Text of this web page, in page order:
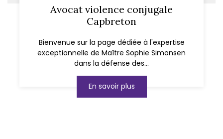
Avocat violence conjugale
Capbreton
Bienvenue sur la page dédiée à l'expertise
exceptionnelle de Maître Sophie Simonsen
dans la défense des...
En savoir plus